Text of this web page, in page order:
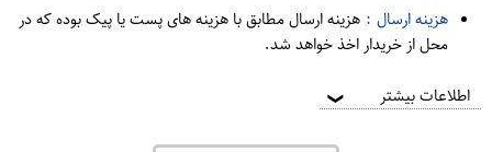
هزینه ارسال : هزینه ارسال مطابق با هزینه های پست یا پیک بوده که در
محل از خریدار اخذ خواهد شد.
اطلاعات بیشتر ❯